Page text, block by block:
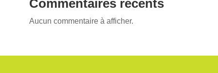
Commentaires récents
Aucun commentaire à afficher.